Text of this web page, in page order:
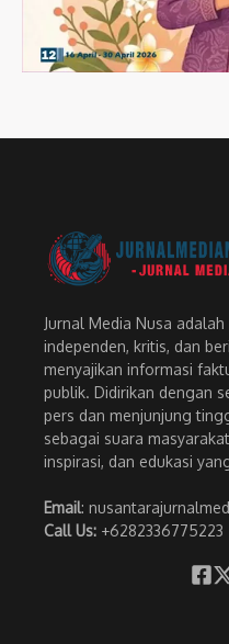
Jurnal Media Nusa
independen, kritis, dan
menyajikan informasi
publik. Didirikan dengan
pers dan menjunjung
sebagai suara
inspirasi, dan edukasi
Email:
Call Us: +6282336775223